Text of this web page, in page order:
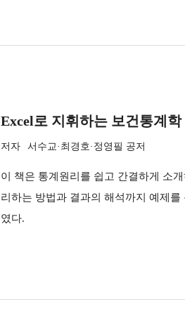
Excel로 지휘하는 보건통계
저자 서수교·최경호·정영필 공저
이 책은 통계원리를 쉽고 간결하게 소
리하는 방법과 결과의 해석까지 예제를
였다.